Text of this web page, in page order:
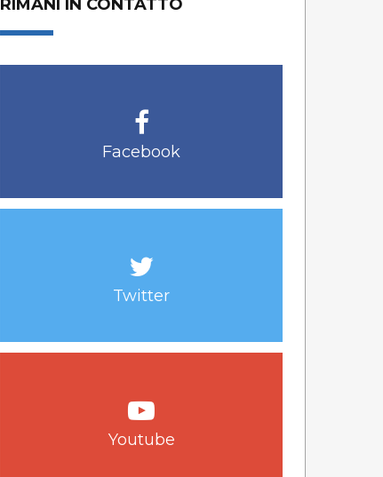
RIMANI IN CONTATTO
Facebook
Twitter
Youtube